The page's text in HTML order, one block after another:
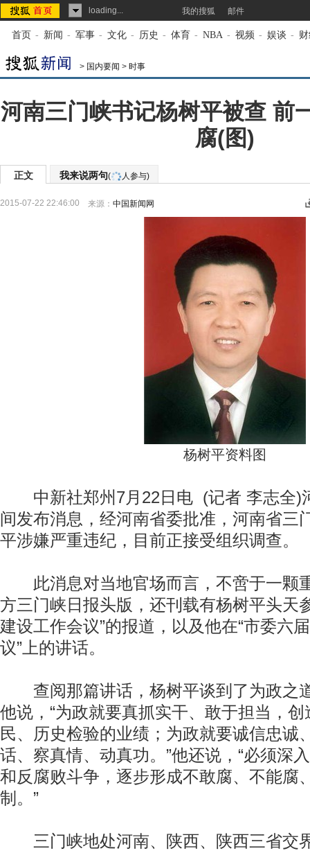
loading... 我的搜狐 邮件
首页 - 新闻 - 军事 - 文化 - 历史 - 体育 - NBA - 视频 - 娱谈 -
> 国内要闻 > 时事
河南三门峡书记杨树平被查 前
腐(图)
正文 我来说两句( 人参与)
2015-07-22 22:46:00 来源： 中国新闻网
杨树平资料图
中新社郑州7月22日电 (记者 李志全)
间发布消息，经河南省委批准，河南省三
平涉嫌严重违纪，目前正接受组织调查。
此消息对当地官场而言，不啻于一颗
方三门峡日报头版，还刊载有杨树平头天
建设工作会议”的报道，以及他在“市委六
议”上的讲话。
查阅那篇讲话，杨树平谈到了为政之
他说，“为政就要真抓实干、敢于担当，
民、历史检验的业绩；为政就要诚信忠诚
话、察真情、动真功。”他还说，“必须深
和反腐败斗争，逐步形成不敢腐、不能腐
制。”
三门峡地处河南、陕西、陕西三省交